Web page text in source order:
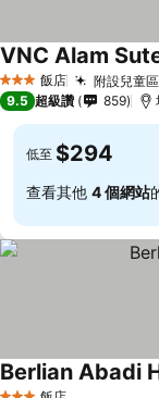
3 星級 飯店 附設兒童
VNC Alam
9.5 超級讚 859
低至 $294
查看其他 4 個網站
Berlian Abadi